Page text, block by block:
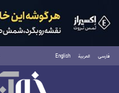
فارسی العربية English
شنبه ۱۷ مرداد ۱۴۰۵